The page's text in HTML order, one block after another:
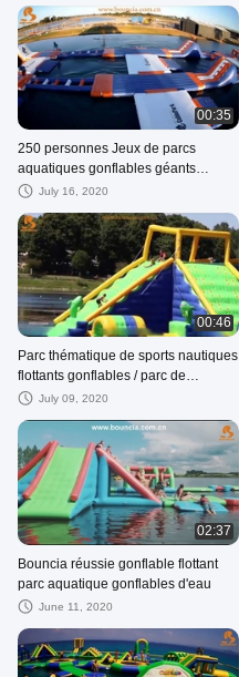
00:35
250 personnes Jeux de parcs
aquatiques gonflables géants
Certificat TUV Cours d'effacement
July 16, 2020
00:46
Parc thématique de sports nautiques
flottants gonflables / parc de
plongée d'eau installé à Milan
July 09, 2020
02:37
Bouncia réussie gonflable flottant
parc aquatique gonflables d'eau
June 11, 2020